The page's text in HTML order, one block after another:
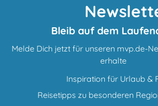
Bleib auf dem
Melde Dich jetzt für unseren mvp.de-
erhalte
Inspiration für Urlaub &
Reisetipps zu besonderen